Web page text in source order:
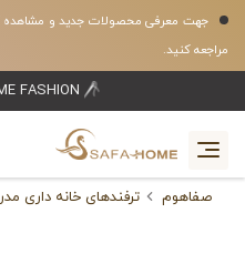
مراجعه کنید.
FASHION
صفاهوم ترفندهای خانه داری